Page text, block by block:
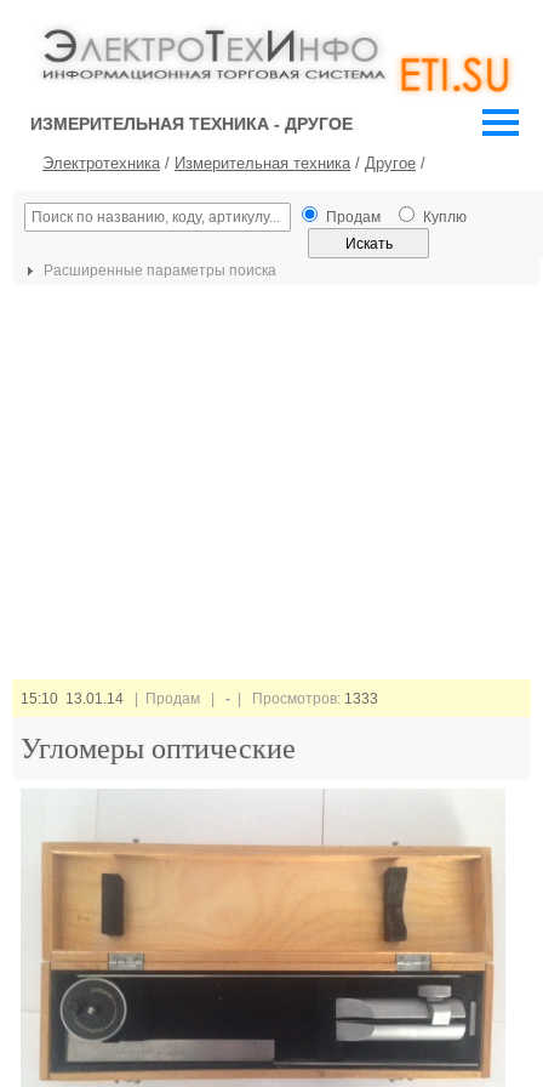
ИЗМЕРИТЕЛЬНАЯ ТЕХНИКА - ДРУГОЕ
Электротехника/ Измерительная техника/ Другое /
Продам Куплю
Расширенные параметры поиска
15:10 13.01.14 | Продам | - | Просмотров: 1333
Угломеры оптические